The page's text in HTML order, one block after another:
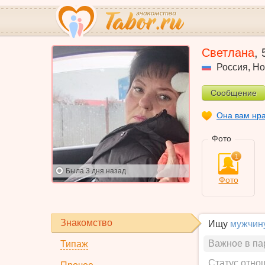
Была3 дня назад
Светлана,
Россия,
Сообщение
Она вам
Фото
1
Фото
Знакомство
Типаж
Ищу
Важное в
Статус